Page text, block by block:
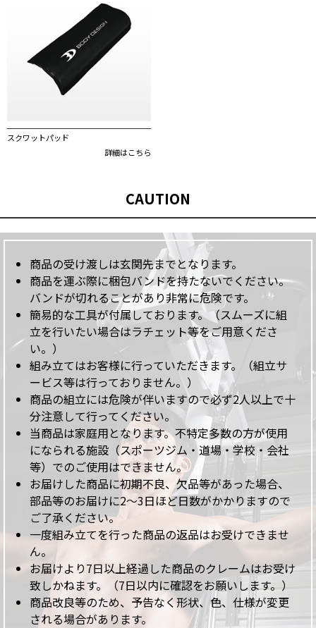
スクワットパッド
詳細はこちら
CAUTION
商品の受け渡しは玄関先までとなります。
商品を運ぶ際に梱包バンドを持たないでください。
バンドが切れることがあり非常に危険です。
簡易的な工具が付属しております。（スムーズに組
立を行いたい場合はラチェット等をご用意くださ
い。）
組み立てはお客様に行っていただきます。（組立サ
ービス等は行っておりません。）
商品の組立には危険が伴いますので必ず2人以上で十
分注意して行ってください。
当商品は家庭用となります。不特定多数の方が使用
になられる施設（スポーツジム・道場・学校・会社
等）でのご使用はできません。
お届けした商品に初期不良、欠品等があった場合、
部品等のお届けに2～3日ほど日数がかかりますので
ご了承ください。
一度組み立てを行った商品の返品はお受けできませ
ん。
お届けより7日以上経過した商品のクレームはお受け
致しかねます。（7日以内に確認をお願いします。）
商品改良等のため、予告なく形状、色、仕様が変更
される場合があります。